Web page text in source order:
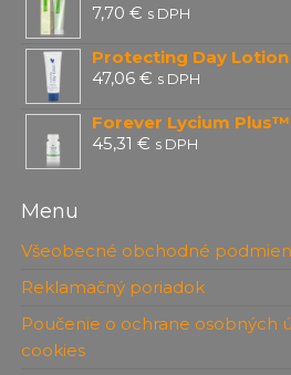
7,70€ s DPH
Protecting Day Lotion
47,06€ s DPH
Forever Lycium Plus™
45,31€ s DPH
Menu
Všeobecné obchodné
Reklamačný poriadok
Poučenie o ochrane osobných
cookies